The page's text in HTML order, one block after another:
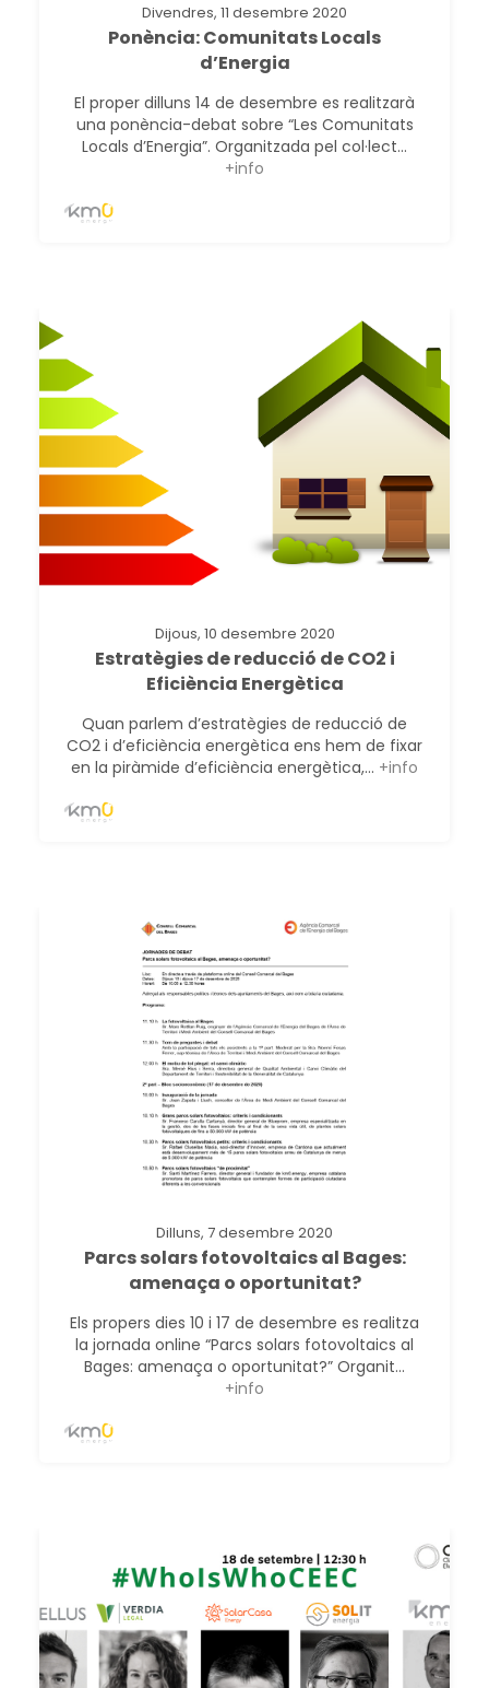
Divendres, 11 desembre 2020
Ponència: Comunitats Locals
d’Energia
El proper dilluns 14 de desembre es realitzarà
una ponència-debat sobre “Les Comunitats
Locals d’Energia”. Organitzada pel col·lect...
+info
Dijous, 10 desembre 2020
Estratègies de reducció de CO2 i
Eficiència Energètica
Quan parlem d’estratègies de reducció de
CO2 i d’eficiència energètica ens hem de fixar
en la piràmide d’eficiència energètica,... +info
Dilluns, 7 desembre 2020
Parcs solars fotovoltaics al Bages:
amenaça o oportunitat?
Els propers dies 10 i 17 de desembre es realitza
la jornada online “Parcs solars fotovoltaics al
Bages: amenaça o oportunitat?” Organit...
+info